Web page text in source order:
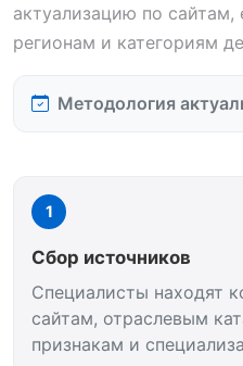
актуализацию по сайтам,
регионам и категориям
Методология
1
Сбор источников
Специалисты находят
сайтам, отраслевым
признакам и